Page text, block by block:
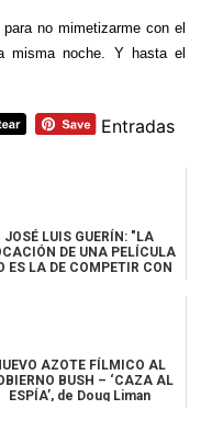
no mimetizarme con el
misma noche. Y hasta el
Entradas
JOSÉ LUIS GUERÍN: "LA
DE UNA PELÍCULA
ES LA DE COMPETIR CON
AZOTE FÍLMICO AL
BUSH – ‘CAZA AL
ESPÍA’, de Doug Liman